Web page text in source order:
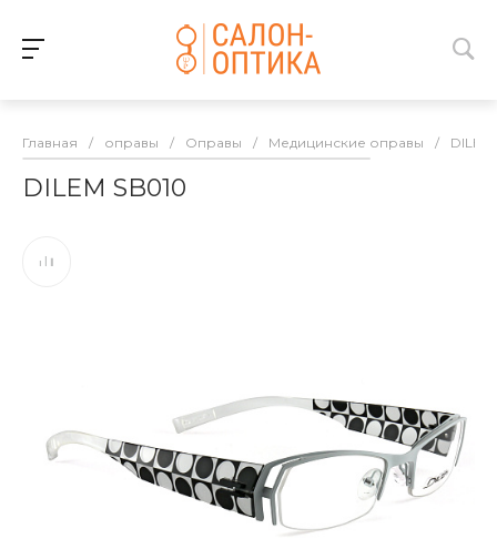
Главная / оправы / Оправы / Медицинские оправы / DILEM
DILEM SB010